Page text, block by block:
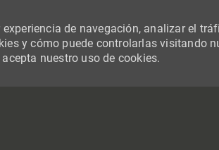
de navegación, analizar el
y cómo puede controlarlas visitando
nuestro uso de cookies.